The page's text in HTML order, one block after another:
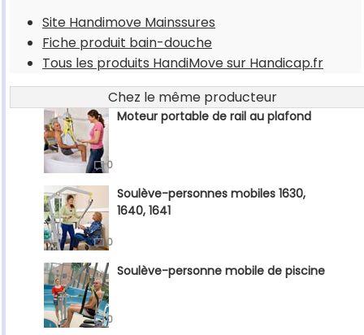
Site Handimove Mainssures
Fiche produit bain-douche
Tous les produits HandiMove sur Handicap.fr
Chez le même producteur
Moteur portable de rail au plafond
0
Soulève-personnes mobiles 1630,
1640, 1641
0
Soulève-personne mobile de piscine
0